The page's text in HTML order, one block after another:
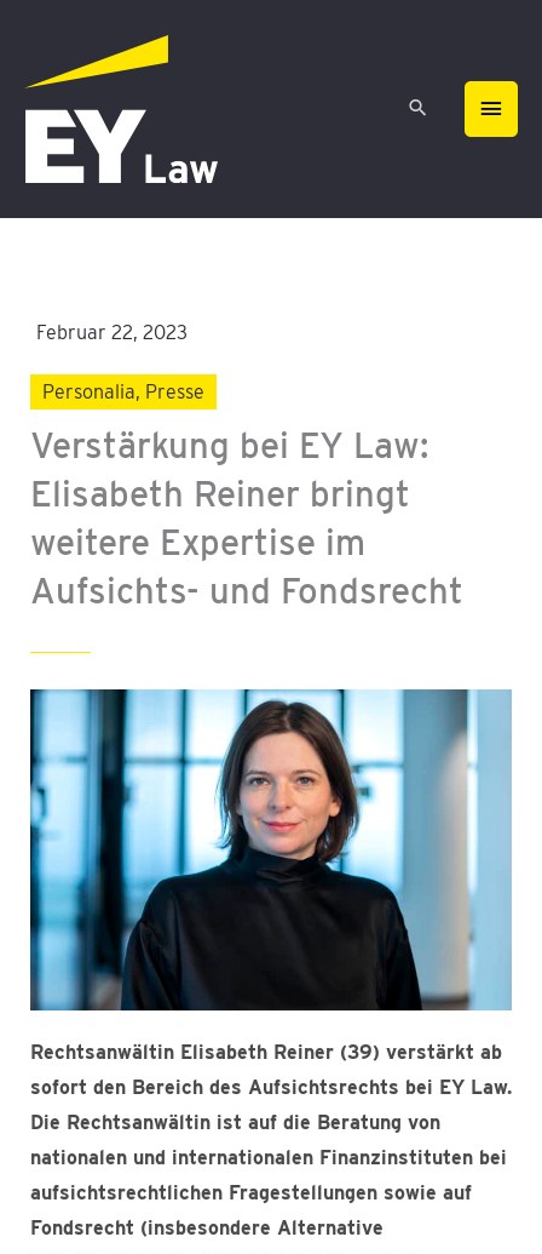
springen
Februar 22, 2023
Personalia, Presse
Verstärkung bei EY Law:
Elisabeth Reiner bringt
weitere Expertise im
Aufsichts- und Fondsrecht
Rechtsanwältin Elisabeth Reiner (39) verstärkt ab
sofort den Bereich des Aufsichtsrechts bei EY Law.
Die Rechtsanwältin ist auf die Beratung von
nationalen und internationalen Finanzinstituten bei
aufsichtsrechtlichen Fragestellungen sowie auf
Fondsrecht (insbesondere Alternative